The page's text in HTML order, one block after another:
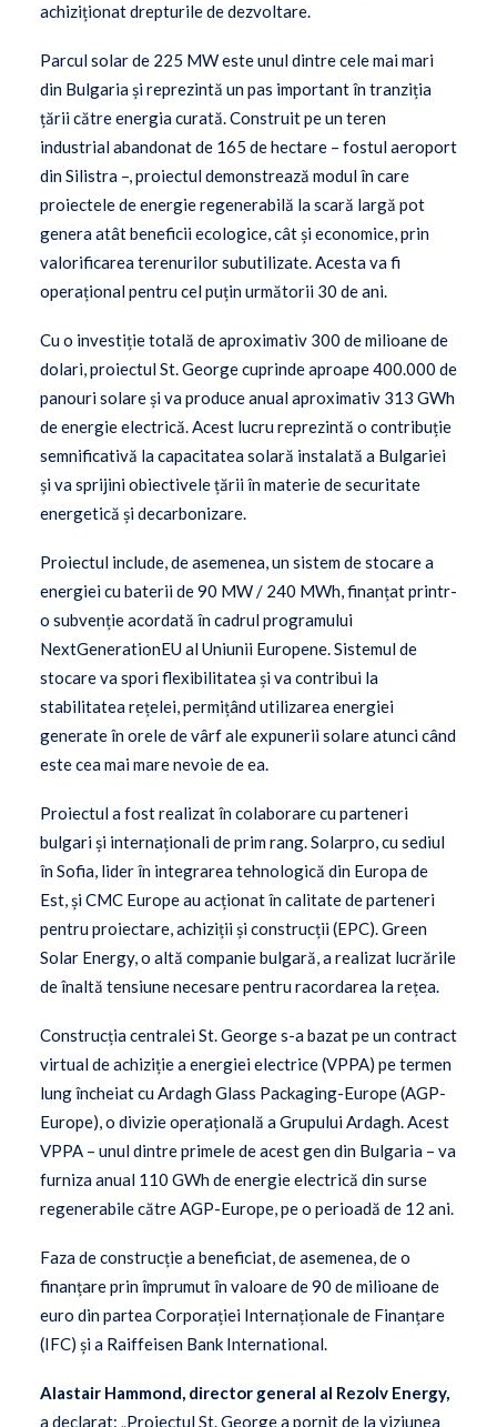
achiziționat drepturile de dezvoltare.
Parcul solar de 225 MW este unul dintre cele mai mari
din Bulgaria și reprezintă un pas important în tranziția
țării către energia curată. Construit pe un teren
industrial abandonat de 165 de hectare – fostul aeroport
din Silistra –, proiectul demonstrează modul în care
proiectele de energie regenerabilă la scară largă pot
genera atât beneficii ecologice, cât și economice, prin
valorificarea terenurilor subutilizate. Acesta va fi
operațional pentru cel puțin următorii 30 de ani.
Cu o investiție totală de aproximativ 300 de milioane de
dolari, proiectul St. George cuprinde aproape 400.000 de
panouri solare și va produce anual aproximativ 313 GWh
de energie electrică. Acest lucru reprezintă o contribuție
semnificativă la capacitatea solară instalată a Bulgariei
și va sprijini obiectivele țării în materie de securitate
energetică și decarbonizare.
Proiectul include, de asemenea, un sistem de stocare a
energiei cu baterii de 90 MW / 240 MWh, finanțat printr-
o subvenție acordată în cadrul programului
NextGenerationEU al Uniunii Europene. Sistemul de
stocare va spori flexibilitatea și va contribui la
stabilitatea rețelei, permițând utilizarea energiei
generate în orele de vârf ale expunerii solare atunci când
este cea mai mare nevoie de ea.
Proiectul a fost realizat în colaborare cu parteneri
bulgari și internaționali de prim rang. Solarpro, cu sediul
în Sofia, lider în integrarea tehnologică din Europa de
Est, și CMC Europe au acționat în calitate de parteneri
pentru proiectare, achiziții și construcții (EPC). Green
Solar Energy, o altă companie bulgară, a realizat lucrările
de înaltă tensiune necesare pentru racordarea la rețea.
Construcția centralei St. George s-a bazat pe un contract
virtual de achiziție a energiei electrice (VPPA) pe termen
lung încheiat cu Ardagh Glass Packaging-Europe (AGP-
Europe), o divizie operațională a Grupului Ardagh. Acest
VPPA – unul dintre primele de acest gen din Bulgaria – va
furniza anual 110 GWh de energie electrică din surse
regenerabile către AGP-Europe, pe o perioadă de 12 ani.
Faza de construcție a beneficiat, de asemenea, de o
finanțare prin împrumut în valoare de 90 de milioane de
euro din partea Corporației Internaționale de Finanțare
(IFC) și a Raiffeisen Bank International.
Alastair Hammond, director general al Rezolv Energy,
a declarat: „Proiectul St. George a pornit de la viziunea